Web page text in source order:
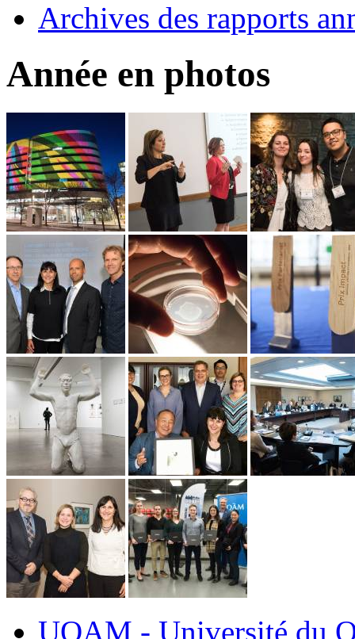
Archives des rapports
Année en photos
UQAM - Université du